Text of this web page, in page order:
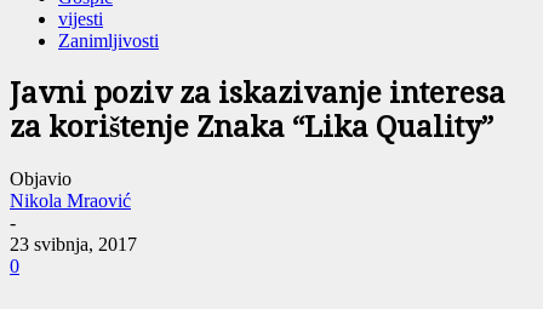
vijesti
Zanimljivosti
Javni poziv za iskazivanje interesa
za korištenje Znaka “Lika Quality”
Objavio
Nikola Mraović
-
23 svibnja, 2017
0